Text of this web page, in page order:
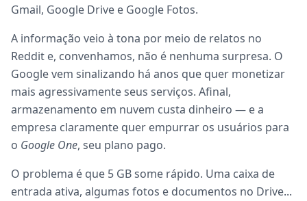
Gmail, Google Drive e Google Fotos.
A informação veio à tona por meio de relatos no
Reddit e, convenhamos, não é nenhuma surpresa. O
Google vem sinalizando há anos que quer monetizar
mais agressivamente seus serviços. Afinal,
armazenamento em nuvem custa dinheiro — e a
empresa claramente quer empurrar os usuários para
o Google One, seu plano pago.
O problema é que 5 GB some rápido. Uma caixa de
entrada ativa, algumas fotos e documentos no Drive...